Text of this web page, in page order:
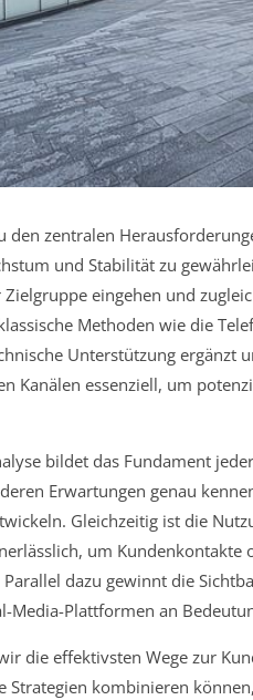
den zentralen
und Stabilität zu
eingehen und
Methoden wie die
Unterstützung ergänzt
Kanälen essenziell, um
bildet das Fundament
Erwartungen genau
Gleichzeitig ist die
um Kundenkontakte
dazu gewinnt die
Media-Plattformen an
die effektivsten Wege zur
Strategien kombinieren